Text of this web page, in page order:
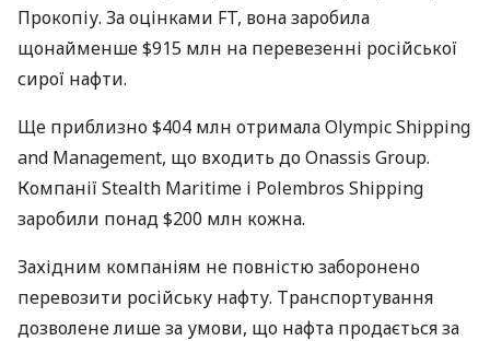
Прокопіу. За оцінками FT, вона заробила
щонайменше $915 млн на перевезенні російської
сирої нафти.
Ще приблизно $404 млн отримала Olympic Shipping
and Management, що входить до Onassis Group.
Компанії Stealth Maritime і Polembros Shipping
заробили понад $200 млн кожна.
Західним компаніям не повністю заборонено
перевозити російську нафту. Транспортування
дозволене лише за умови, що нафта продається за